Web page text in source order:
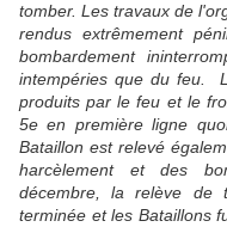
tomber. Les travaux de
rendus extrêmement
bombardement
intempéries que du feu.
produits par le feu et le
5e en première ligne
Bataillon est relevé
harcèlement et des
décembre, la relève de
terminée et les Bataillons